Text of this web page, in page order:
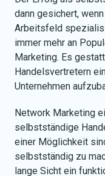
dann gesichert,
Arbeitsfeld
immer mehr an
Marketing. Es
Handelsvertretern
Unternehmen
Network Marketing
selbstständige
einer Möglichkeit
selbstständig zu
lange Sicht ein